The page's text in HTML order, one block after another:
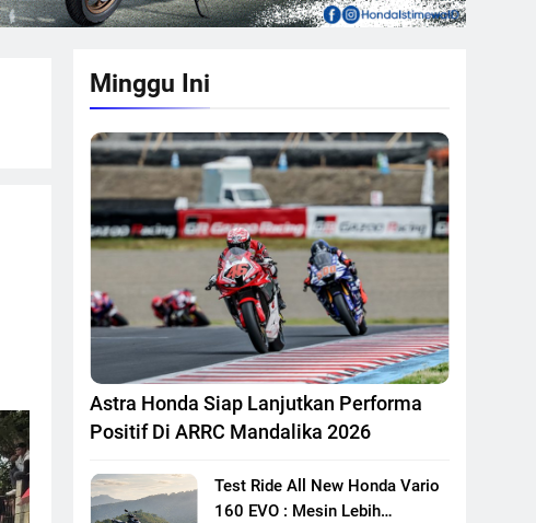
Minggu Ini
Astra Honda Siap Lanjutkan Performa
Positif Di ARRC Mandalika 2026
Test Ride All New Honda Vario
160 EVO : Mesin Lebih